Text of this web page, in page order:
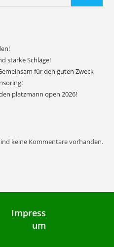
starke Schläge!
für den guten Zweck
platzmann open 2026!
keine Kommentare vorhanden.
Impress
um